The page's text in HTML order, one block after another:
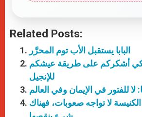
Related Posts:
البابا يستقبل الأب توم المحرَّر
كي أشكركم على طريقة عيشكم
للإنجيل
لا للفتور في الإيمان وفي العالم
الكنيسة لا تواجه صعوبات، فهناك